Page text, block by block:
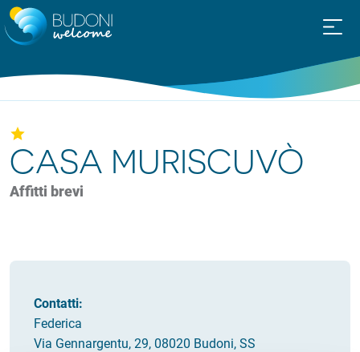
Contatti:
Federica
Via Gennargentu, 29, 08020 Budoni, SS
CASA MURISCUVÒ
Affitti brevi